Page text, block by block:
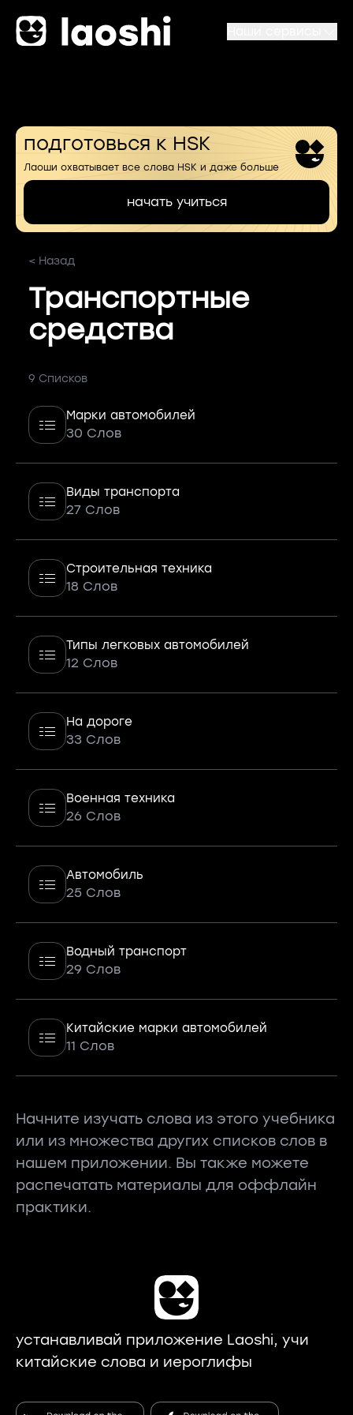
подготовься к HSK
Лаоши охватывает все слова HSK и даже больше
начать учиться
< Назад
Транспортные
средства
9 Списков
Марки автомобилей
30 Слов
Виды транспорта
27 Слов
Строительная техника
18 Слов
Типы легковых автомобилей
12 Слов
На дороге
33 Слов
Военная техника
26 Слов
Автомобиль
25 Слов
Водный транспорт
29 Слов
Китайские марки автомобилей
11 Слов
Начните изучать слова из этого учебника
или из множества других списков слов в
нашем приложении. Вы также можете
распечатать материалы для оффлайн
практики.
устанавливай приложение Laoshi, учи
китайские слова и иероглифы